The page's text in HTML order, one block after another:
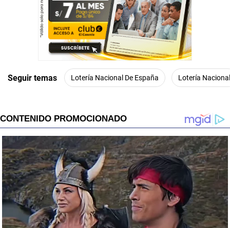
Seguir temas Lotería Nacional De España Lotería Nacional